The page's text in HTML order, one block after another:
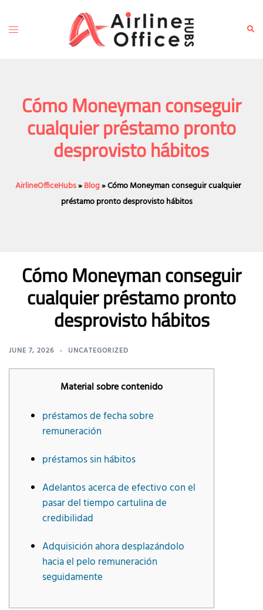
content
Toggle
Cómo Moneyman conseguir
cualquier préstamo pronto
desprovisto hábitos
AirlineOfficeHubs»Blog»Cómo Moneyman conseguir cualquier
préstamo pronto desprovisto hábitos
Cómo Moneyman conseguir
cualquier préstamo pronto
desprovisto hábitos
JUNE 7, 2026 UNCATEGORIZED
Material sobre contenido
préstamos de fecha sobre
remuneración
préstamos sin hábitos
Adelantos acerca de efectivo con el
pasar del tiempo cartulina de
credibilidad
Adquisición ahora desplazándolo
hacia el pelo remuneración
seguidamente